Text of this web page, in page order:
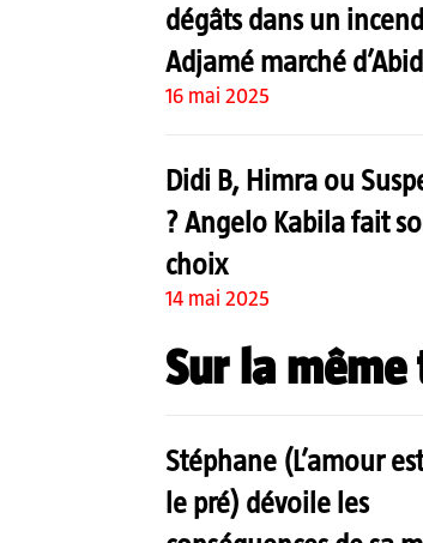
dégâts dans un
Adjamé marché
16 mai 2025
Didi B, Himra ou
? Angelo Kabila fait
choix
14 mai 2025
Sur la
Stéphane (L’amour
le pré) dévoile les